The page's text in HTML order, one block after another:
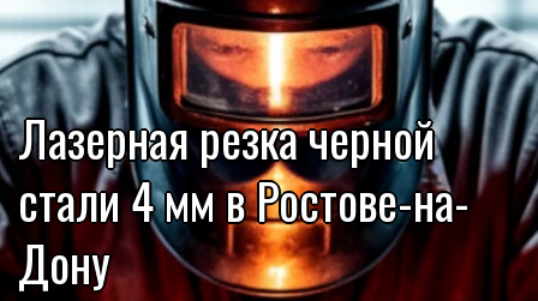
Лазерная резка черной
стали 4 мм в Ростове-на-
Дону